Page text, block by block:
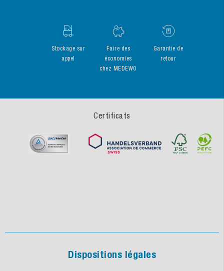
Stockage sur
appel
Faire des
économies
chez MEDEWO
Garantie de
retour
Certificats
Dispositions légales